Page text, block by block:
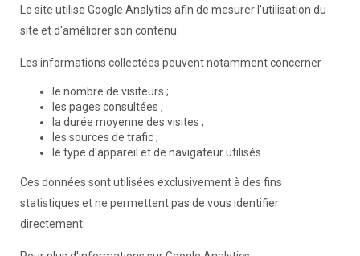
Le site utilise Google Analytics afin de mesurer l'utilisation du
site et d'améliorer son contenu.
Les informations collectées peuvent notamment concerner :
le nombre de visiteurs ;
les pages consultées ;
la durée moyenne des visites ;
les sources de trafic ;
le type d'appareil et de navigateur utilisés.
Ces données sont utilisées exclusivement à des fins
statistiques et ne permettent pas de vous identifier
directement.